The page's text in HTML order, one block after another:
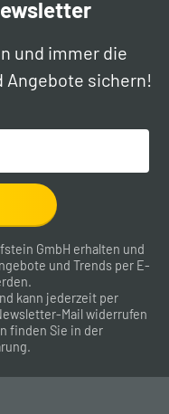
und immer die
Angebote sichern!
GmbH erhalten und
und Trends per E-
kann jederzeit per
Mail widerrufen
finden Sie in der
.